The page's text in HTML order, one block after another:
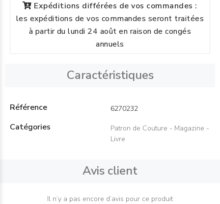
Expéditions différées de vos commandes :
les expéditions de vos commandes seront traitées
à partir du lundi 24 août en raison de congés
annuels
Caractéristiques
Référence 6270232
Catégories
Patron de Couture - Magazine -
Livre
Avis client
Il n’y a pas encore d’avis pour ce produit